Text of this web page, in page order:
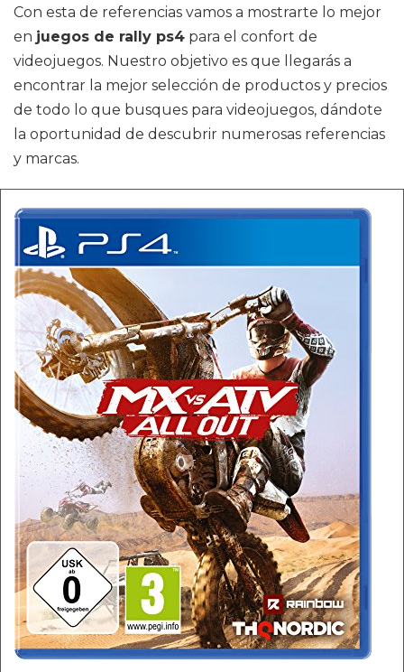
Con esta de referencias vamos a mostrarte lo mejor
en juegos de rally ps4 para el confort de
videojuegos. Nuestro objetivo es que llegarás a
encontrar la mejor selección de productos y precios
de todo lo que busques para videojuegos, dándote
la oportunidad de descubrir numerosas referencias
y marcas.